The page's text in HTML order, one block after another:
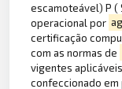
escamoteável) P (
operacional por
certificação
com as normas de
vigentes
confeccionado em